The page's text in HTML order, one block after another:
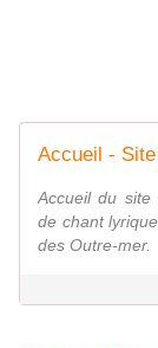
Accueil -
Accueil du site
de chant
des Outre-mer.